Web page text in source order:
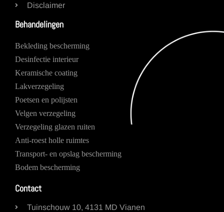
Disclaimer
Behandelingen
Bekleding bescherming
Desinfectie interieur
Keramische coating
Lakverzegeling
Poetsen en polijsten
Velgen verzegeling
Verzegeling glazen ruiten
Anti-roest holle ruimtes
Transport- en opslag bescherming
Bodem bescherming
Contact
Tuinschouw 10, 4131 MD Vianen